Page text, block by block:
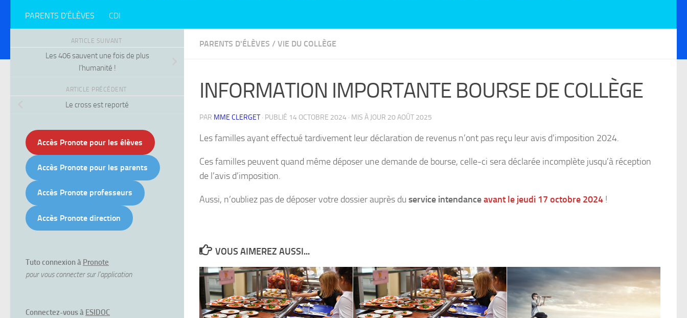
PARENTS D’ÉLÈVES CDI
PARENTS D'ÉLÈVES / VIE DU COLLÈGE
INFORMATION IMPORTANTE BOURSE DE COLLÈGE
PAR MME CLERGET · PUBLIÉ 14 OCTOBRE 2024 · MIS À JOUR 20 AOÛT 2025
Les familles ayant effectué tardivement leur déclaration de revenus n’ont pas reçu leur avis d’imposition 2024.
Ces familles peuvent quand même déposer une demande de bourse, celle-ci sera déclarée incomplète jusqu’à réception
de l’avis d’imposition.
Aussi, n’oubliez pas de déposer votre dossier auprès du service intendanceavant le jeudi 17 octobre 2024 !
VOUS AIMEREZ AUSSI...
ARTICLE SUIVANT
Les 406 sauvent une fois de plus
l’humanité !
ARTICLE PRÉCÉDENT
Le cross est reporté
Accès Pronote pour les élèves
Accès Pronote pour les parents
Accès Pronote professeurs
Accès Pronote direction
Tuto connexion à Pronote
pour vous connecter sur l'application
Connectez-vous à ESIDOC